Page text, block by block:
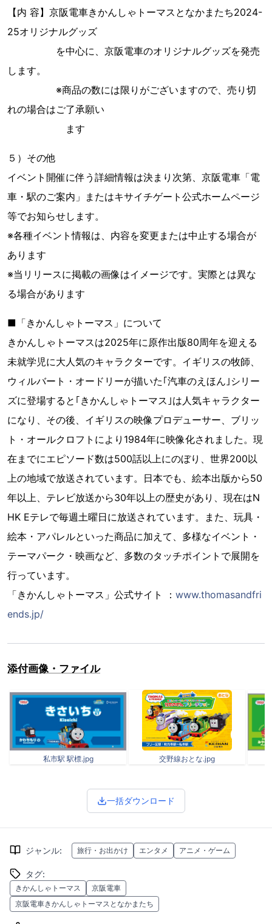
【内 容】京阪電車きかんしゃトーマスとなかまたち2024-
25オリジナルグッズ
を中心に、京阪電車のオリジナルグッズを発売
します。
※商品の数には限りがございますので、売り切
れの場合はご了承願い
ます
５）その他
イベント開催に伴う詳細情報は決まり次第、京阪電車「電
車・駅のご案内」またはキサイチゲート公式ホームページ
等でお知らせします。
※各種イベント情報は、内容を変更または中止する場合が
あります
※当リリースに掲載の画像はイメージです。実際とは異な
る場合があります
■「きかんしゃトーマス」について
きかんしゃトーマスは2025年に原作出版80周年を迎える
未就学児に大人気のキャラクターです。イギリスの牧師、
ウィルバート・オードリーが描いた｢汽車のえほん｣シリー
ズに登場すると｢きかんしゃトーマス｣は人気キャラクター
になり、その後、イギリスの映像プロデューサー、ブリッ
ト・オールクロフトにより1984年に映像化されました。現
在までにエピソード数は500話以上にのぼり、世界200以
上の地域で放送されています。日本でも、絵本出版から50
年以上、テレビ放送から30年以上の歴史があり、現在はN
HK Eテレで毎週土曜日に放送されています。また、玩具・
絵本・アパレルといった商品に加えて、多様なイベント・
テーマパーク・映画など、多数のタッチポイントで展開を
行っています。
「きかんしゃトーマス」公式サイト ： www.thomasandfri
ends.jp/
添付画像・ファイル
私市駅 駅標.jpg 交野線おとな.jpg
一括ダウンロード
ジャンル: 旅行・お出かけ エンタメ アニメ・ゲーム
タグ:
きかんしゃトーマス
京阪電車
京阪電車きかんしゃトーマスとなかまたち